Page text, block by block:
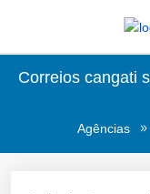
Correios cangati
Agências